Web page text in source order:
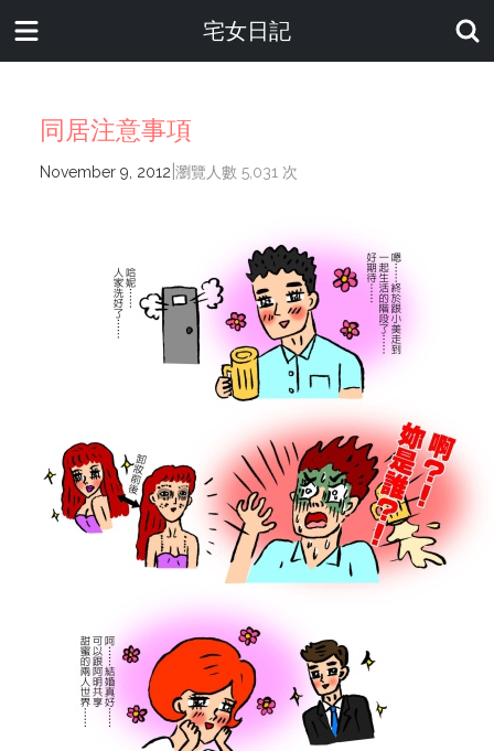
宅女日記
同居注意事項
November 9, 2012 瀏覽人數 5,031 次